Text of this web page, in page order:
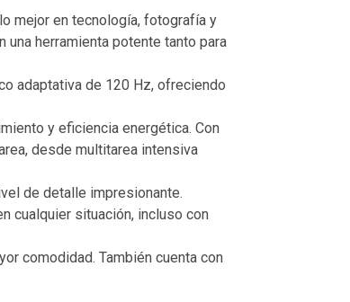
mejor en tecnología, fotografía y
una herramienta potente tanto para
adaptativa de 120 Hz, ofreciendo
y eficiencia energética. Con
desde multitarea intensiva
de detalle impresionante.
cualquier situación, incluso con
comodidad. También cuenta con